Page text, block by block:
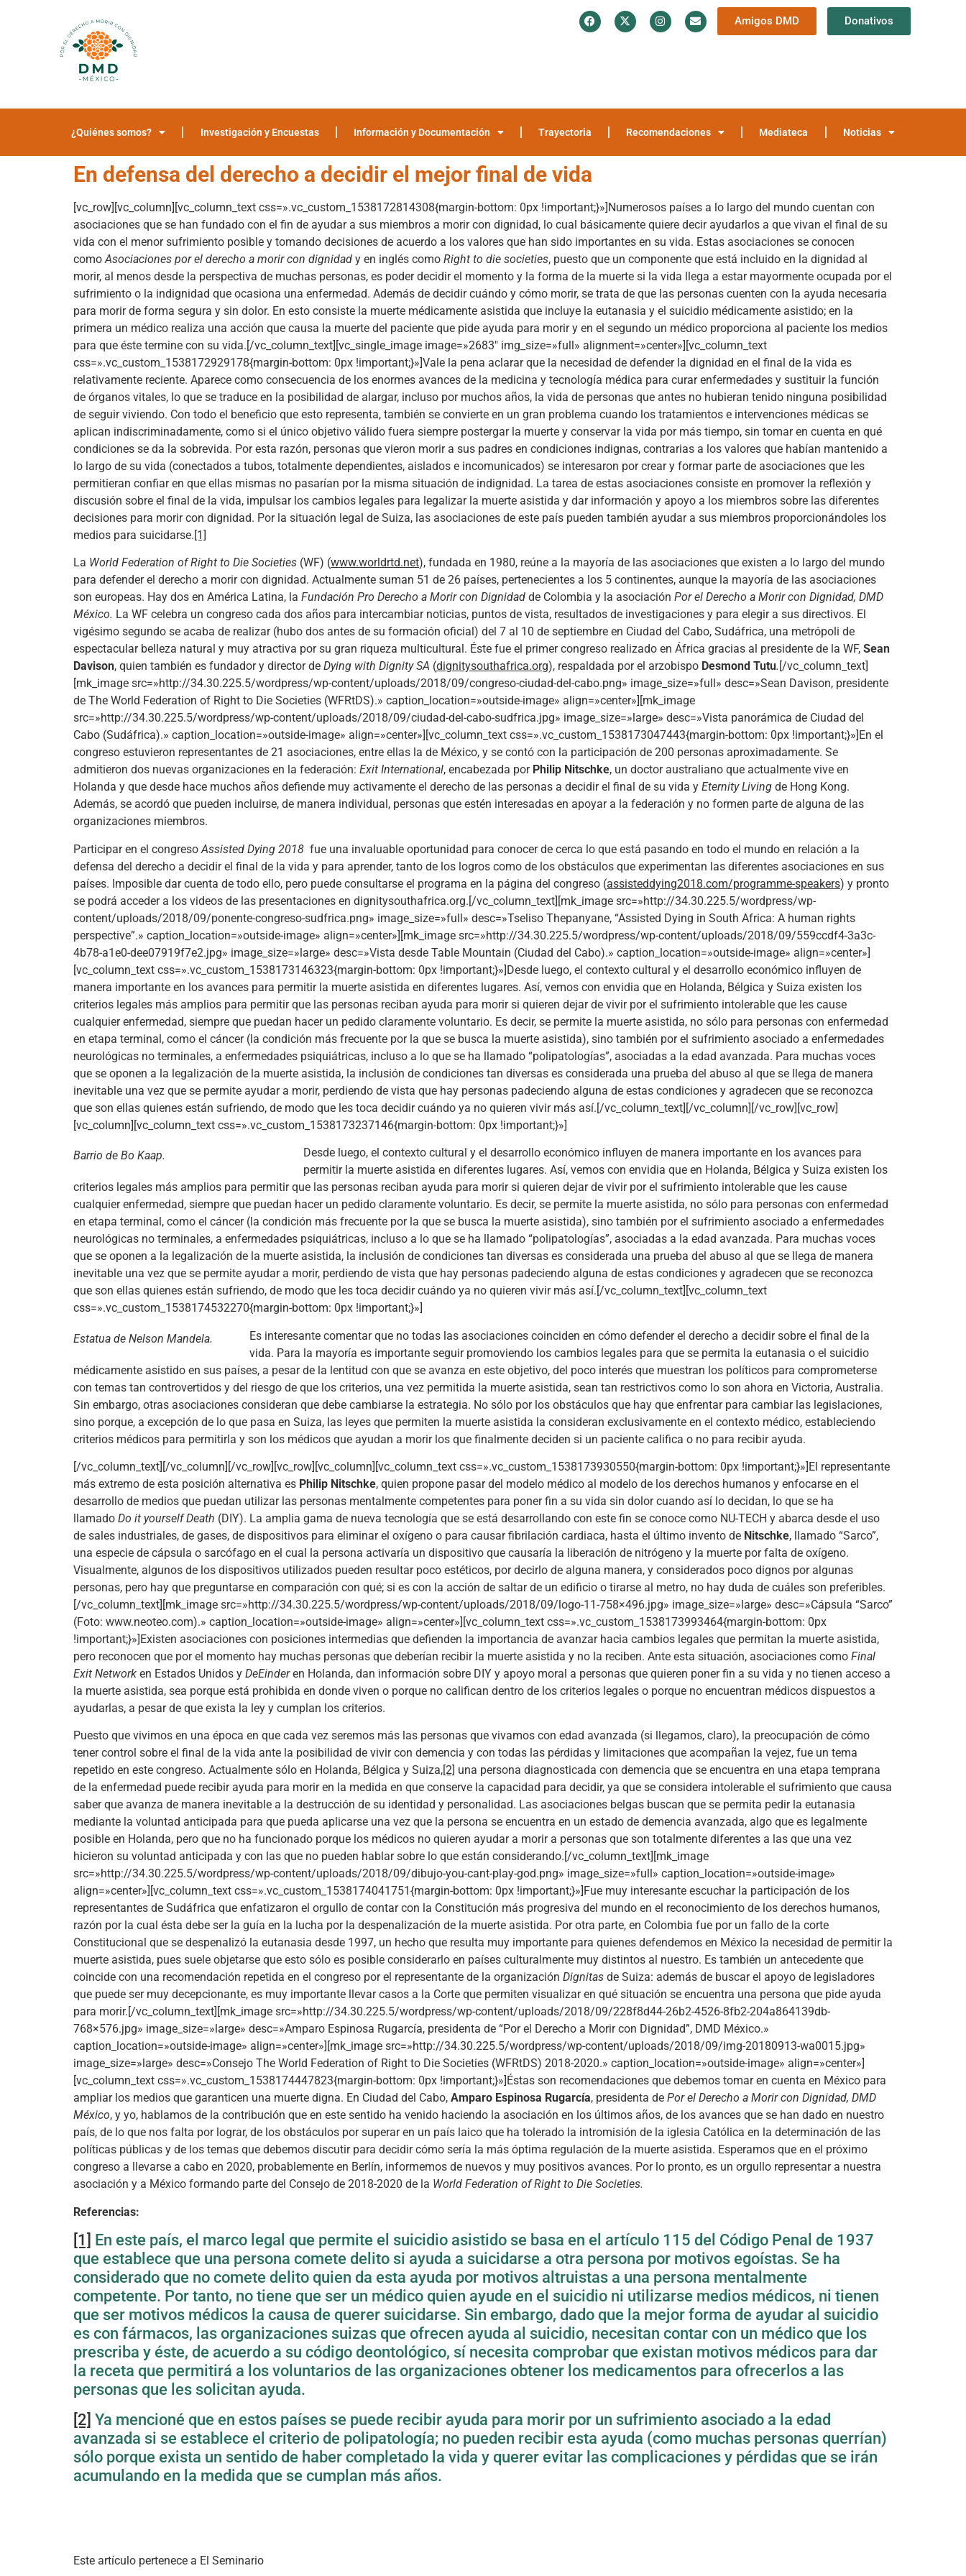
Amigos DMD Donativos
¿Quiénes somos? Investigación y Encuestas Información y Documentación Trayectoria Recomendaciones Mediateca Noticias
En defensa del derecho a decidir el mejor final de vida
[vc_row][vc_column][vc_column_text css=».vc_custom_1538172814308{margin-bottom: 0px !important;}»]Numerosos países a lo largo del mundo cuentan con
asociaciones que se han fundado con el fin de ayudar a sus miembros a morir con dignidad, lo cual básicamente quiere decir ayudarlos a que vivan el final de su
vida con el menor sufrimiento posible y tomando decisiones de acuerdo a los valores que han sido importantes en su vida. Estas asociaciones se conocen
comoAsociaciones por el derecho a morir con dignidad y en inglés como Right to die societies, puesto que un componente que está incluido en la dignidad al
morir, al menos desde la perspectiva de muchas personas, es poder decidir el momento y la forma de la muerte si la vida llega a estar mayormente ocupada por el
sufrimiento o la indignidad que ocasiona una enfermedad. Además de decidir cuándo y cómo morir, se trata de que las personas cuenten con la ayuda necesaria
para morir de forma segura y sin dolor. En esto consiste la muerte médicamente asistida que incluye la eutanasia y el suicidio médicamente asistido; en la
primera un médico realiza una acción que causa la muerte del paciente que pide ayuda para morir y en el segundo un médico proporciona al paciente los medios
para que éste termine con su vida.[/vc_column_text][vc_single_image image=»2683″ img_size=»full» alignment=»center»][vc_column_text
css=».vc_custom_1538172929178{margin-bottom: 0px !important;}»]Vale la pena aclarar que la necesidad de defender la dignidad en el final de la vida es
relativamente reciente. Aparece como consecuencia de los enormes avances de la medicina y tecnología médica para curar enfermedades y sustituir la función
de órganos vitales, lo que se traduce en la posibilidad de alargar, incluso por muchos años, la vida de personas que antes no hubieran tenido ninguna posibilidad
de seguir viviendo. Con todo el beneficio que esto representa, también se convierte en un gran problema cuando los tratamientos e intervenciones médicas se
aplican indiscriminadamente, como si el único objetivo válido fuera siempre postergar la muerte y conservar la vida por más tiempo, sin tomar en cuenta en qué
condiciones se da la sobrevida. Por esta razón, personas que vieron morir a sus padres en condiciones indignas, contrarias a los valores que habían mantenido a
lo largo de su vida (conectados a tubos, totalmente dependientes, aislados e incomunicados) se interesaron por crear y formar parte de asociaciones que les
permitieran confiar en que ellas mismas no pasarían por la misma situación de indignidad. La tarea de estas asociaciones consiste en promover la reflexión y
discusión sobre el final de la vida, impulsar los cambios legales para legalizar la muerte asistida y dar información y apoyo a los miembros sobre las diferentes
decisiones para morir con dignidad. Por la situación legal de Suiza, las asociaciones de este país pueden también ayudar a sus miembros proporcionándoles los
medios para suicidarse.[1]
La World Federation of Right to Die Societies (WF) (www.worldrtd.net), fundada en 1980, reúne a la mayoría de las asociaciones que existen a lo largo del mundo
para defender el derecho a morir con dignidad. Actualmente suman 51 de 26 países, pertenecientes a los 5 continentes, aunque la mayoría de las asociaciones
son europeas. Hay dos en América Latina, la Fundación Pro Derecho a Morir con Dignidad de Colombia y la asociación Por el Derecho a Morir con Dignidad, DMD
México. La WF celebra un congreso cada dos años para intercambiar noticias, puntos de vista, resultados de investigaciones y para elegir a sus directivos. El
vigésimo segundo se acaba de realizar (hubo dos antes de su formación oficial) del 7 al 10 de septiembre en Ciudad del Cabo, Sudáfrica, una metrópoli de
espectacular belleza natural y muy atractiva por su gran riqueza multicultural. Éste fue el primer congreso realizado en África gracias al presidente de la WF, Sean
Davison, quien también es fundador y director de Dying with Dignity SA (dignitysouthafrica.org), respaldada por el arzobispo Desmond Tutu. [/vc_column_text]
[mk_image src=»http://34.30.225.5/wordpress/wp-content/uploads/2018/09/congreso-ciudad-del-cabo.png» image_size=»full» desc=»Sean Davison, presidente
de The World Federation of Right to Die Societies (WFRtDS).» caption_location=»outside-image» align=»center»][mk_image
src=»http://34.30.225.5/wordpress/wp-content/uploads/2018/09/ciudad-del-cabo-sudfrica.jpg» image_size=»large» desc=»Vista panorámica de Ciudad del
Cabo (Sudáfrica).» caption_location=»outside-image» align=»center»][vc_column_text css=».vc_custom_1538173047443{margin-bottom: 0px !important;}»]En el
congreso estuvieron representantes de 21 asociaciones, entre ellas la de México, y se contó con la participación de 200 personas aproximadamente. Se
admitieron dos nuevas organizaciones en la federación: Exit International, encabezada por Philip Nitschke, un doctor australiano que actualmente vive en
Holanda y que desde hace muchos años defiende muy activamente el derecho de las personas a decidir el final de su vida y Eternity Living de Hong Kong.
Además, se acordó que pueden incluirse, de manera individual, personas que estén interesadas en apoyar a la federación y no formen parte de alguna de las
organizaciones miembros.
Participar en el congreso Assisted Dying 2018 fue una invaluable oportunidad para conocer de cerca lo que está pasando en todo el mundo en relación a la
defensa del derecho a decidir el final de la vida y para aprender, tanto de los logros como de los obstáculos que experimentan las diferentes asociaciones en sus
países. Imposible dar cuenta de todo ello, pero puede consultarse el programa en la página del congreso (assisteddying2018.com/programme-speakers) y pronto
se podrá acceder a los videos de las presentaciones en dignitysouthafrica.org.[/vc_column_text][mk_image src=»http://34.30.225.5/wordpress/wp-
content/uploads/2018/09/ponente-congreso-sudfrica.png» image_size=»full» desc=»Tseliso Thepanyane, “Assisted Dying in South Africa: A human rights
perspective”.» caption_location=»outside-image» align=»center»][mk_image src=»http://34.30.225.5/wordpress/wp-content/uploads/2018/09/559ccdf4-3a3c-
4b78-a1e0-dee07919f7e2.jpg» image_size=»large» desc=»Vista desde Table Mountain (Ciudad del Cabo).» caption_location=»outside-image» align=»center»]
[vc_column_text css=».vc_custom_1538173146323{margin-bottom: 0px !important;}»]Desde luego, el contexto cultural y el desarrollo económico influyen de
manera importante en los avances para permitir la muerte asistida en diferentes lugares. Así, vemos con envidia que en Holanda, Bélgica y Suiza existen los
criterios legales más amplios para permitir que las personas reciban ayuda para morir si quieren dejar de vivir por el sufrimiento intolerable que les cause
cualquier enfermedad, siempre que puedan hacer un pedido claramente voluntario. Es decir, se permite la muerte asistida, no sólo para personas con enfermedad
en etapa terminal, como el cáncer (la condición más frecuente por la que se busca la muerte asistida), sino también por el sufrimiento asociado a enfermedades
neurológicas no terminales, a enfermedades psiquiátricas, incluso a lo que se ha llamado “polipatologías”, asociadas a la edad avanzada. Para muchas voces
que se oponen a la legalización de la muerte asistida, la inclusión de condiciones tan diversas es considerada una prueba del abuso al que se llega de manera
inevitable una vez que se permite ayudar a morir, perdiendo de vista que hay personas padeciendo alguna de estas condiciones y agradecen que se reconozca
que son ellas quienes están sufriendo, de modo que les toca decidir cuándo ya no quieren vivir más así.[/vc_column_text][/vc_column][/vc_row][vc_row]
[vc_column][vc_column_text css=».vc_custom_1538173237146{margin-bottom: 0px !important;}»]
Barrio de Bo Kaap.
Desde luego, el contexto cultural y el desarrollo económico influyen de manera importante en los avances para
permitir la muerte asistida en diferentes lugares. Así, vemos con envidia que en Holanda, Bélgica y Suiza existen los
criterios legales más amplios para permitir que las personas reciban ayuda para morir si quieren dejar de vivir por el sufrimiento intolerable que les cause
cualquier enfermedad, siempre que puedan hacer un pedido claramente voluntario. Es decir, se permite la muerte asistida, no sólo para personas con enfermedad
en etapa terminal, como el cáncer (la condición más frecuente por la que se busca la muerte asistida), sino también por el sufrimiento asociado a enfermedades
neurológicas no terminales, a enfermedades psiquiátricas, incluso a lo que se ha llamado “polipatologías”, asociadas a la edad avanzada. Para muchas voces
que se oponen a la legalización de la muerte asistida, la inclusión de condiciones tan diversas es considerada una prueba del abuso al que se llega de manera
inevitable una vez que se permite ayudar a morir, perdiendo de vista que hay personas padeciendo alguna de estas condiciones y agradecen que se reconozca
que son ellas quienes están sufriendo, de modo que les toca decidir cuándo ya no quieren vivir más así.[/vc_column_text][vc_column_text
css=».vc_custom_1538174532270{margin-bottom: 0px !important;}»]
Estatua de Nelson Mandela.
Es interesante comentar que no todas las asociaciones coinciden en cómo defender el derecho a decidir sobre el final de la
vida. Para la mayoría es importante seguir promoviendo los cambios legales para que se permita la eutanasia o el suicidio
médicamente asistido en sus países, a pesar de la lentitud con que se avanza en este objetivo, del poco interés que muestran los políticos para comprometerse
con temas tan controvertidos y del riesgo de que los criterios, una vez permitida la muerte asistida, sean tan restrictivos como lo son ahora en Victoria, Australia.
Sin embargo, otras asociaciones consideran que debe cambiarse la estrategia. No sólo por los obstáculos que hay que enfrentar para cambiar las legislaciones,
sino porque, a excepción de lo que pasa en Suiza, las leyes que permiten la muerte asistida la consideran exclusivamente en el contexto médico, estableciendo
criterios médicos para permitirla y son los médicos que ayudan a morir los que finalmente deciden si un paciente califica o no para recibir ayuda.
[/vc_column_text][/vc_column][/vc_row][vc_row][vc_column][vc_column_text css=».vc_custom_1538173930550{margin-bottom: 0px !important;}»]El representante
más extremo de esta posición alternativa es Philip Nitschke, quien propone pasar del modelo médico al modelo de los derechos humanos y enfocarse en el
desarrollo de medios que puedan utilizar las personas mentalmente competentes para poner fin a su vida sin dolor cuando así lo decidan, lo que se ha
llamado Do it yourself Death (DIY). La amplia gama de nueva tecnología que se está desarrollando con este fin se conoce como NU-TECH y abarca desde el uso
de sales industriales, de gases, de dispositivos para eliminar el oxígeno o para causar fibrilación cardiaca, hasta el último invento de Nitschke, llamado “Sarco”,
una especie de cápsula o sarcófago en el cual la persona activaría un dispositivo que causaría la liberación de nitrógeno y la muerte por falta de oxígeno.
Visualmente, algunos de los dispositivos utilizados pueden resultar poco estéticos, por decirlo de alguna manera, y considerados poco dignos por algunas
personas, pero hay que preguntarse en comparación con qué; si es con la acción de saltar de un edificio o tirarse al metro, no hay duda de cuáles son preferibles.
[/vc_column_text][mk_image src=»http://34.30.225.5/wordpress/wp-content/uploads/2018/09/logo-11-758×496.jpg» image_size=»large» desc=»Cápsula “Sarco”
(Foto: www.neoteo.com).» caption_location=»outside-image» align=»center»][vc_column_text css=».vc_custom_1538173993464{margin-bottom: 0px
!important;}»]Existen asociaciones con posiciones intermedias que defienden la importancia de avanzar hacia cambios legales que permitan la muerte asistida,
pero reconocen que por el momento hay muchas personas que deberían recibir la muerte asistida y no la reciben. Ante esta situación, asociaciones como Final
Exit Network en Estados Unidos y DeEinderen Holanda, dan información sobre DIY y apoyo moral a personas que quieren poner fin a su vida y no tienen acceso a
la muerte asistida, sea porque está prohibida en donde viven o porque no califican dentro de los criterios legales o porque no encuentran médicos dispuestos a
ayudarlas, a pesar de que exista la ley y cumplan los criterios.
Puesto que vivimos en una época en que cada vez seremos más las personas que vivamos con edad avanzada (si llegamos, claro), la preocupación de cómo
tener control sobre el final de la vida ante la posibilidad de vivir con demencia y con todas las pérdidas y limitaciones que acompañan la vejez, fue un tema
repetido en este congreso. Actualmente sólo en Holanda, Bélgica y Suiza,[2] una persona diagnosticada con demencia que se encuentra en una etapa temprana
de la enfermedad puede recibir ayuda para morir en la medida en que conserve la capacidad para decidir, ya que se considera intolerable el sufrimiento que causa
saber que avanza de manera inevitable a la destrucción de su identidad y personalidad. Las asociaciones belgas buscan que se permita pedir la eutanasia
mediante la voluntad anticipada para que pueda aplicarse una vez que la persona se encuentra en un estado de demencia avanzada, algo que es legalmente
posible en Holanda, pero que no ha funcionado porque los médicos no quieren ayudar a morir a personas que son totalmente diferentes a las que una vez
hicieron su voluntad anticipada y con las que no pueden hablar sobre lo que están considerando.[/vc_column_text][mk_image
src=»http://34.30.225.5/wordpress/wp-content/uploads/2018/09/dibujo-you-cant-play-god.png» image_size=»full» caption_location=»outside-image»
align=»center»][vc_column_text css=».vc_custom_1538174041751{margin-bottom: 0px !important;}»]Fue muy interesante escuchar la participación de los
representantes de Sudáfrica que enfatizaron el orgullo de contar con la Constitución más progresiva del mundo en el reconocimiento de los derechos humanos,
razón por la cual ésta debe ser la guía en la lucha por la despenalización de la muerte asistida. Por otra parte, en Colombia fue por un fallo de la corte
Constitucional que se despenalizó la eutanasia desde 1997, un hecho que resulta muy importante para quienes defendemos en México la necesidad de permitir la
muerte asistida, pues suele objetarse que esto sólo es posible considerarlo en países culturalmente muy distintos al nuestro. Es también un antecedente que
coincide con una recomendación repetida en el congreso por el representante de la organización Dignitas de Suiza: además de buscar el apoyo de legisladores
que puede ser muy decepcionante, es muy importante llevar casos a la Corte que permiten visualizar en qué situación se encuentra una persona que pide ayuda
para morir.[/vc_column_text][mk_image src=»http://34.30.225.5/wordpress/wp-content/uploads/2018/09/228f8d44-26b2-4526-8fb2-204a864139db-
768×576.jpg» image_size=»large» desc=»Amparo Espinosa Rugarcía, presidenta de “Por el Derecho a Morir con Dignidad”, DMD México.»
caption_location=»outside-image» align=»center»][mk_image src=»http://34.30.225.5/wordpress/wp-content/uploads/2018/09/img-20180913-wa0015.jpg»
image_size=»large» desc=»Consejo The World Federation of Right to Die Societies (WFRtDS) 2018-2020.» caption_location=»outside-image» align=»center»]
[vc_column_text css=».vc_custom_1538174447823{margin-bottom: 0px !important;}»]Éstas son recomendaciones que debemos tomar en cuenta en México para
ampliar los medios que garanticen una muerte digna. En Ciudad del Cabo, Amparo Espinosa Rugarcía, presidenta de Por el Derecho a Morir con Dignidad, DMD
México, y yo, hablamos de la contribución que en este sentido ha venido haciendo la asociación en los últimos años, de los avances que se han dado en nuestro
país, de lo que nos falta por lograr, de los obstáculos por superar en un país laico que ha tolerado la intromisión de la iglesia Católica en la determinación de las
políticas públicas y de los temas que debemos discutir para decidir cómo sería la más óptima regulación de la muerte asistida. Esperamos que en el próximo
congreso a llevarse a cabo en 2020, probablemente en Berlín, informemos de nuevos y muy positivos avances. Por lo pronto, es un orgullo representar a nuestra
asociación y a México formando parte del Consejo de 2018-2020 de la World Federation of Right to Die Societies.
Referencias:
[1] En este país, el marco legal que permite el suicidio asistido se basa en el artículo 115 del Código Penal de 1937
que establece que una persona comete delito si ayuda a suicidarse a otra persona por motivos egoístas. Se ha
considerado que no comete delito quien da esta ayuda por motivos altruistas a una persona mentalmente
competente. Por tanto, no tiene que ser un médico quien ayude en el suicidio ni utilizarse medios médicos, ni tienen
que ser motivos médicos la causa de querer suicidarse. Sin embargo, dado que la mejor forma de ayudar al suicidio
es con fármacos, las organizaciones suizas que ofrecen ayuda al suicidio, necesitan contar con un médico que los
prescriba y éste, de acuerdo a su código deontológico, sí necesita comprobar que existan motivos médicos para dar
la receta que permitirá a los voluntarios de las organizaciones obtener los medicamentos para ofrecerlos a las
personas que les solicitan ayuda.
[2] Ya mencioné que en estos países se puede recibir ayuda para morir por un sufrimiento asociado a la edad
avanzada si se establece el criterio de polipatología; no pueden recibir esta ayuda (como muchas personas querrían)
sólo porque exista un sentido de haber completado la vida y querer evitar las complicaciones y pérdidas que se irán
acumulando en la medida que se cumplan más años.
Este artículo pertenece a El Seminario